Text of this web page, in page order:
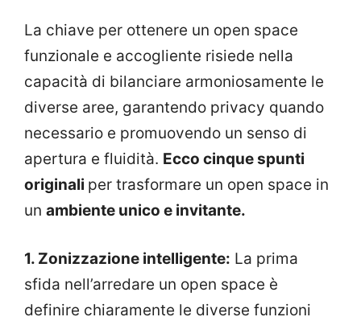
La chiave per ottenere un open space
funzionale e accogliente risiede nella
capacità di bilanciare armoniosamente le
diverse aree, garantendo privacy quando
necessario e promuovendo un senso di
apertura e fluidità. Ecco cinque spunti
originali per trasformare un open space in
un ambiente unico e invitante.
1. Zonizzazione intelligente: La prima
sfida nell’arredare un open space è
definire chiaramente le diverse funzioni